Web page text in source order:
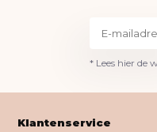
* Lees hier de
Klantenservice